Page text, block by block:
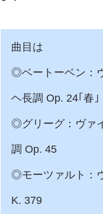
曲目は
◎ベートーベン：
ヘ長調 Op. 24｢春｣
◎グリーグ：ヴァ
調 Op. 45
◎モーツァルト：
K. 379